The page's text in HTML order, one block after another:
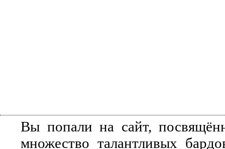
Вы попали на сайт,
множество талантливых